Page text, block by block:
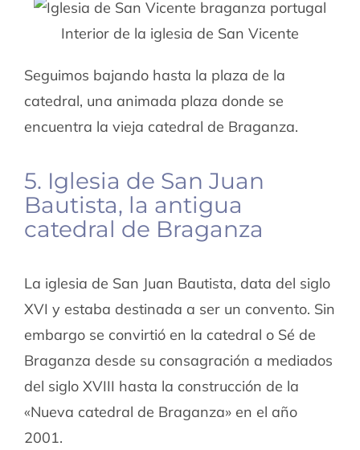
Interior de la iglesia de San Vicente
Seguimos bajando hasta la plaza de la
catedral, una animada plaza donde se
encuentra la vieja catedral de Braganza.
5. Iglesia de San Juan
Bautista, la antigua
catedral de Braganza
La iglesia de San Juan Bautista, data del siglo
XVI y estaba destinada a ser un convento. Sin
embargo se convirtió en la catedral o Sé de
Braganza desde su consagración a mediados
del siglo XVIII hasta la construcción de la
«Nueva catedral de Braganza» en el año
2001.